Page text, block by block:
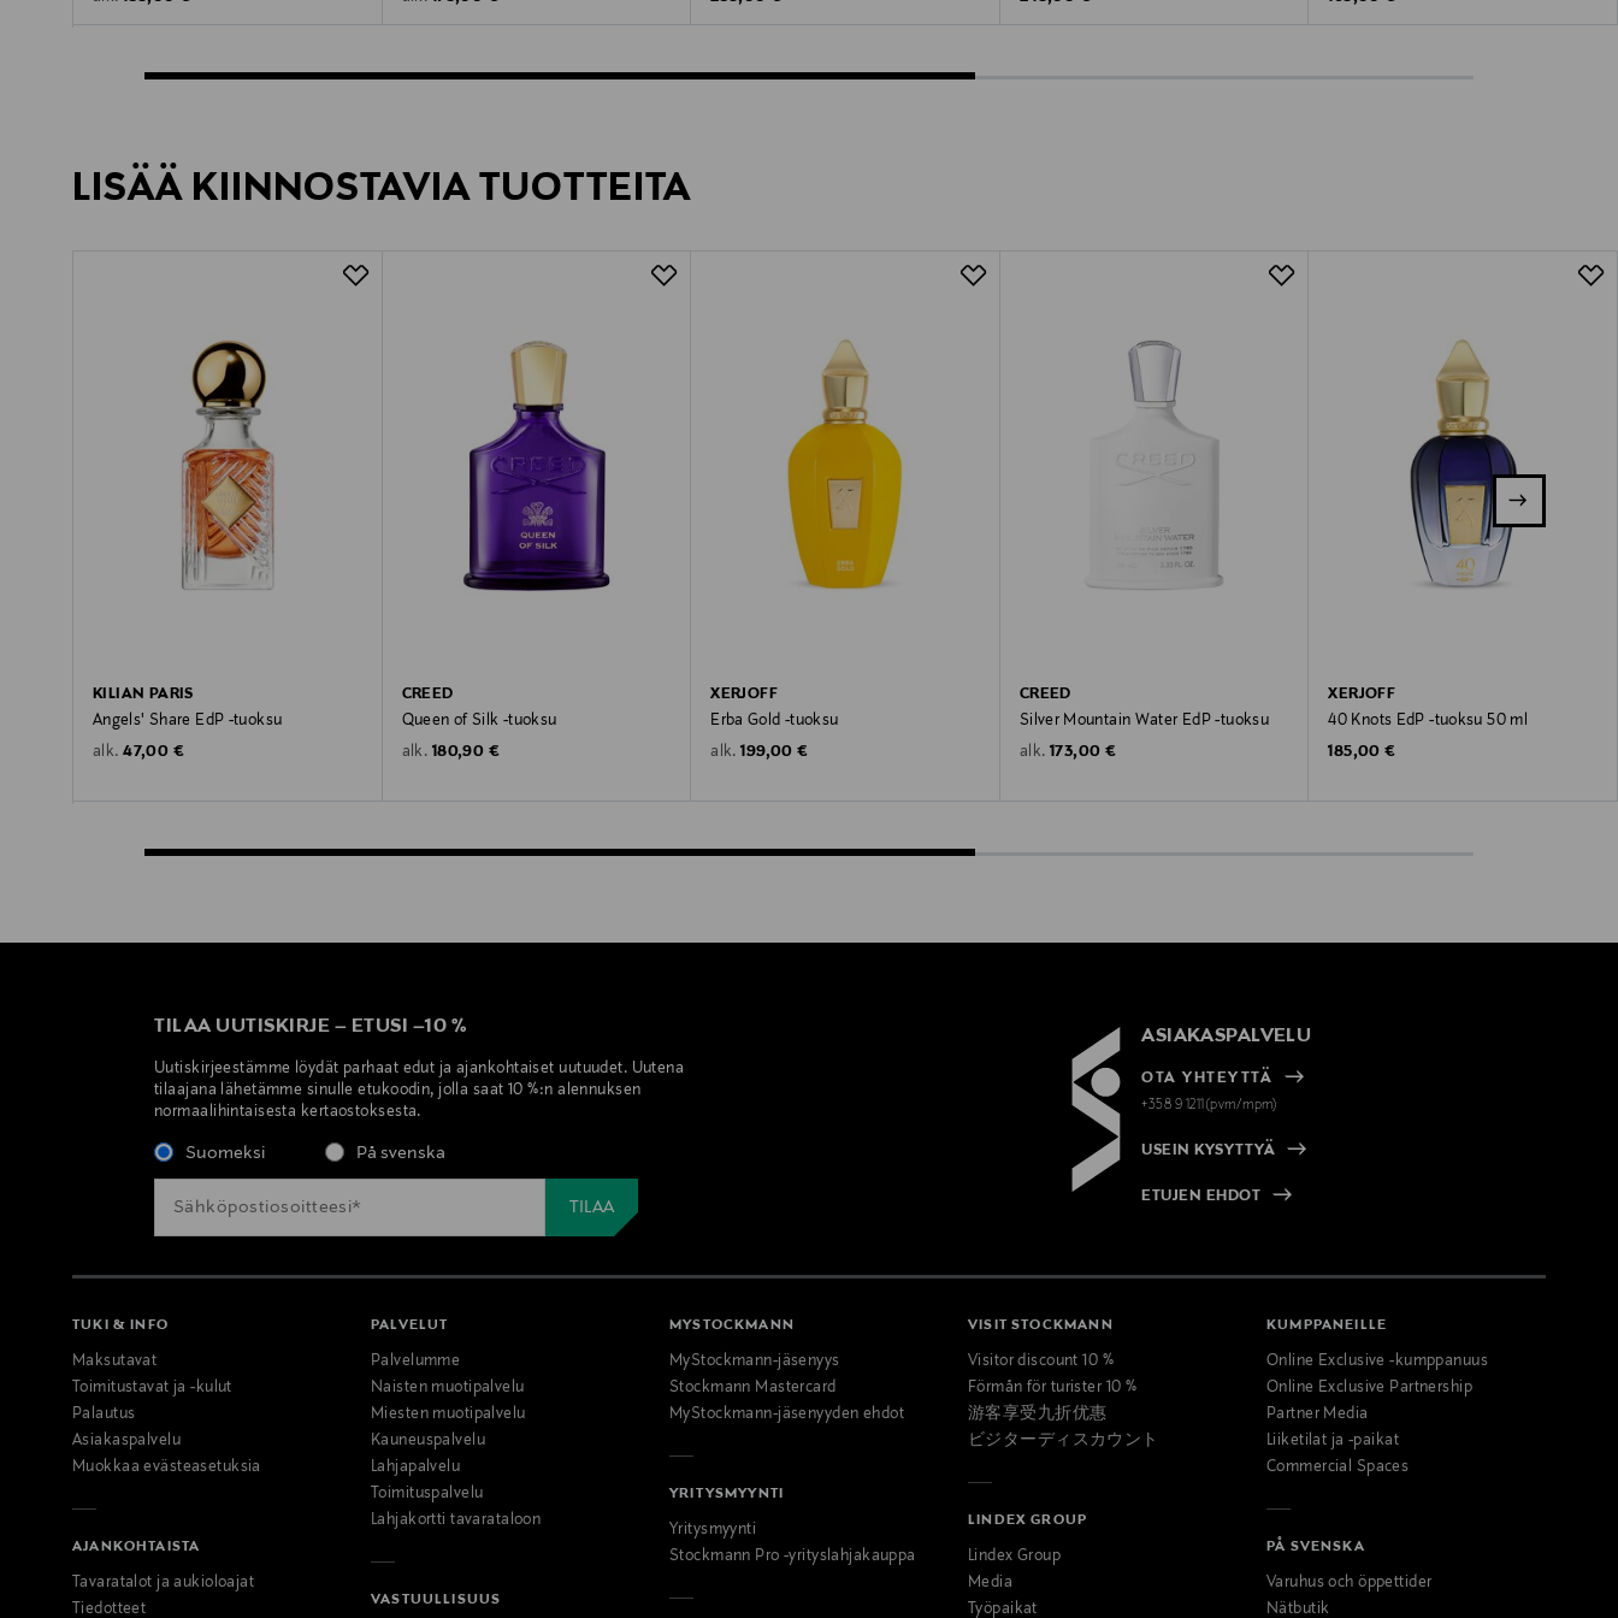
LISÄÄ KIINNOSTAVIA TUOTTEITA
KILIAN PARIS
Angels' Share EdP -tuoksu
alk. Original Price
47,00 €
CREED
Queen of Silk -tuoksu
alk. Original Price
180,90 €
XERJOFF
Erba Gold -tuoksu
alk. Original Price
199,00 €
CREED
Silver Mountain Water EdP -tuoksu
alk. Original Price
173,00 €
XERJOFF
40 Knots EdP -tuoksu 50 ml
Original Price
185,00 €
TILAA UUTISKIRJE – ETUSI –10 %
Uutiskirjeestämme löydät parhaat edut ja ajankohtaiset uutuudet. Uutena
tilaajana lähetämme sinulle etukoodin, jolla saat 10 %:n alennuksen
normaalihintaisesta kertaostoksesta.
Suomeksi På svenska
ASIAKASPALVELU
OTA YHTEYTTÄ
+358 9 1211(pvm/mpm)
USEIN KYSYTTYÄ
ETUJEN EHDOT
TUKI & INFO
Maksutavat
Toimitustavat ja -kulut
Palautus
Asiakaspalvelu
Muokkaa evästeasetuksia
AJANKOHTAISTA
Tavaratalot ja aukioloajat
Tiedotteet
PALVELUT
Palvelumme
Naisten muotipalvelu
Miesten muotipalvelu
Kauneuspalvelu
Lahjapalvelu
Toimituspalvelu
Lahjakortti tavarataloon
VASTUULLISUUS
MYSTOCKMANN
MyStockmann-jäsenyys
Stockmann Mastercard
MyStockmann-jäsenyyden ehdot
YRITYSMYYNTI
Yritysmyynti
Stockmann Pro -yrityslahjakauppa
VISIT STOCKMANN
Visitor discount 10 %
Förmån för turister 10 %
游客享受九折优惠
ビジターディスカウント
LINDEX GROUP
Lindex Group
Media
Työpaikat
KUMPPANEILLE
Online Exclusive -kumppanuus
Online Exclusive Partnership
Partner Media
Liiketilat ja -paikat
Commercial Spaces
PÅ SVENSKA
Varuhus och öppettider
Nätbutik